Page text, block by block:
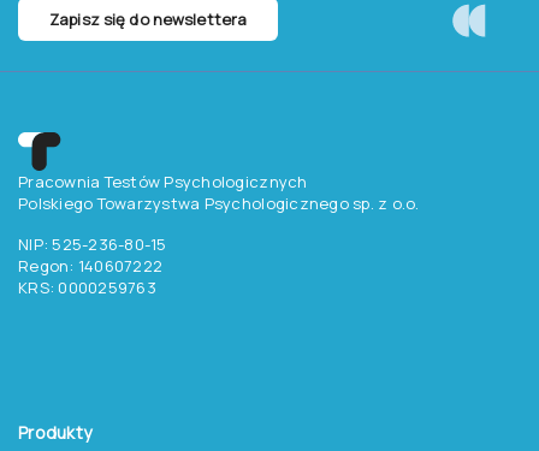
Zapisz się do newslettera
Pracownia Testów Psychologicznych
Polskiego Towarzystwa Psychologicznego sp. z o.o.
NIP: 525-236-80-15
Regon: 140607222
KRS: 0000259763
Produkty